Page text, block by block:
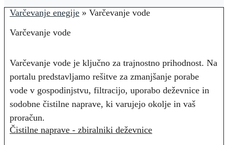
Varčevanje enegije » Varčevanje vode
Varčevanje vode
Varčevanje vode je ključno za trajnostno prihodnost. Na
portalu predstavljamo rešitve za zmanjšanje porabe
vode v gospodinjstvu, filtracijo, uporabo deževnice in
sodobne čistilne naprave, ki varujejo okolje in vaš
proračun.
Čistilne naprave - zbiralniki deževnice